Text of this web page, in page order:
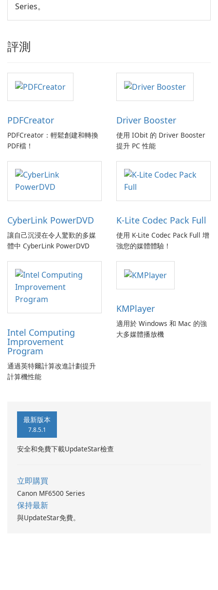
Series。
評測
PDFCreator
PDFCreator：輕鬆創建和轉換
PDF檔！
Driver Booster
使用 IObit 的 Driver Booster
提升 PC 性能
CyberLink PowerDVD
讓自己沉浸在令人驚歎的多媒
體中 CyberLink PowerDVD
K-Lite Codec Pack Full
使用 K-Lite Codec Pack Full 增
強您的媒體體驗！
Intel Computing
Improvement
Program
通過英特爾計算改進計劃提升
計算機性能
KMPlayer
適用於 Windows 和 Mac 的強
大多媒體播放機
最新版本
7.8.5.1
安全和免費下載UpdateStar檢查
立即購買
Canon MF6500 Series
保持最新
與UpdateStar免費。